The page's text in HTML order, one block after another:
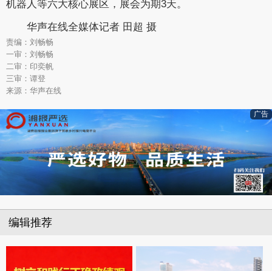
机器人等六大核心展区，展会为期3天。
华声在线全媒体记者 田超 摄
责编：刘畅畅
一审：刘畅畅
二审：印奕帆
三审：谭登
来源：华声在线
广告
编辑推荐